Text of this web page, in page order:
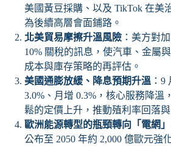
美國黃豆採購、以及 TikTok 在美
為後續高層會面鋪路。
北美貿易摩擦升溫風險 ：美方對
10% 關稅的訊息，使汽車、金屬
成本與庫存策略的再評估。
美國通膨放緩、降息預期升溫 ：9
3.0%、月增 0.3%，核心服務降溫
鬆的定價上升，推動殖利率回落與
歐洲能源轉型的瓶頸轉向「電網」
公布至 2050 年約 2,000 億歐元強